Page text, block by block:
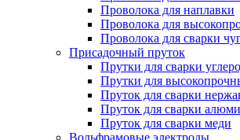
Проволока для наплавки
Проволока для
Проволока для сварки
Присадочный пруток
Прутки для сварки
Прутки для
Пруток для сварки
Пруток для сварки
Пруток для сварки меди
Вольфрамовые электроды